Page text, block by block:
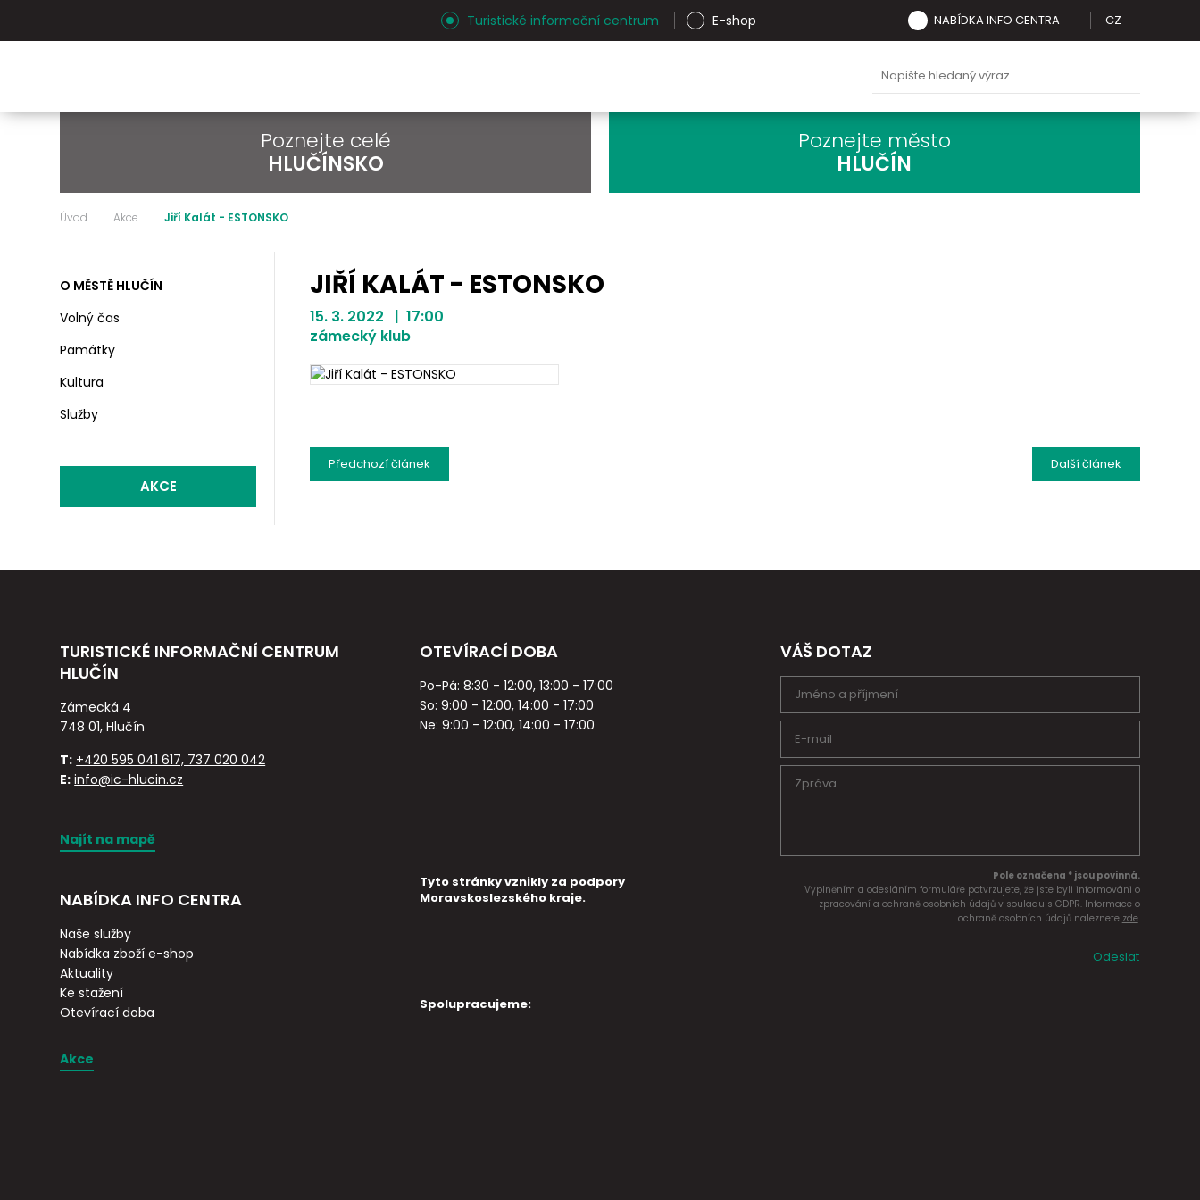
Turistické informační centrum E-shop NABÍDKA INFO CENTRA CZ
Poznejte celé
HLUČÍNSKO
Poznejte město
HLUČÍN
Úvod Akce Jiří Kalát - ESTONSKO
O MĚSTĚ HLUČÍN
Volný čas
Památky
Kultura
Služby
AKCE
JIŘÍ KALÁT - ESTONSKO
15. 3. 2022 | 17:00
zámecký klub
Dalšíčlánek
Předchozíčlánek
TURISTICKÉ INFORMAČNÍ CENTRUM
HLUČÍN
Zámecká 4
748 01, Hlučín
T: +420 595 041 617, 737 020 042
E: info@ic-hlucin.cz
Najít na mapě
NABÍDKA INFO CENTRA
Naše služby
Nabídka zboží e-shop
Aktuality
Ke stažení
Otevírací doba
Akce
OTEVÍRACÍ DOBA
Po-Pá: 8:30 - 12:00, 13:00 - 17:00
So: 9:00 - 12:00, 14:00 - 17:00
Ne: 9:00 - 12:00, 14:00 - 17:00
Tyto stránky vznikly za podpory
Moravskoslezského kraje.
Spolupracujeme:
VÁŠ DOTAZ
Pole označena * jsou povinná.
Vyplněním a odesláním formuláře potvrzujete, že jste byli informováni o
zpracování a ochraně osobních údajů v souladu s GDPR. Informace o
ochraně osobních údajů naleznete zde.
Odeslat